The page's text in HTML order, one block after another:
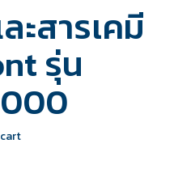
สารเคมี
รุ่น